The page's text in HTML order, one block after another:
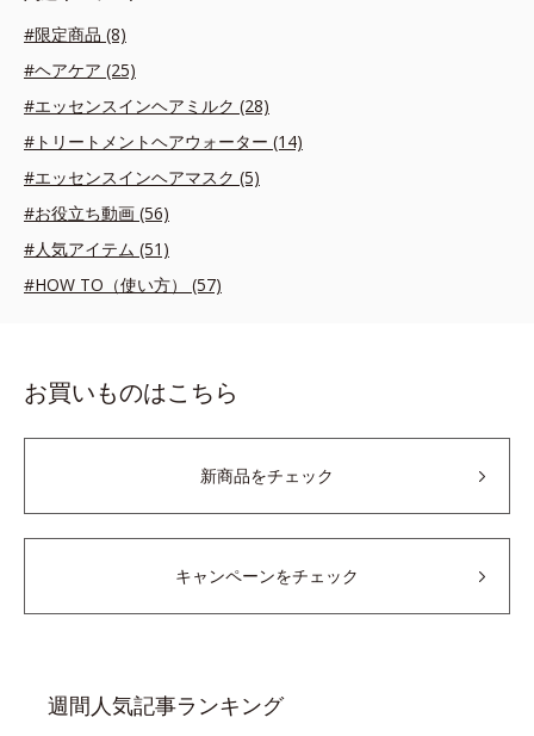
#限定商品 (8)
#ヘアケア (25)
#エッセンスインヘアミルク (28)
#トリートメントヘアウォーター (14)
#エッセンスインヘアマスク (5)
#お役立ち動画 (56)
#人気アイテム (51)
#HOW TO（使い方） (57)
お買いものはこちら
新商品をチェック
キャンペーンをチェック
週間人気記事ランキング